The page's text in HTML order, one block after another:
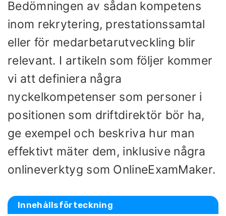
Bedömningen av sådan kompetens
inom rekrytering, prestationssamtal
eller för medarbetarutveckling blir
relevant. I artikeln som följer kommer
vi att definiera några
nyckelkompetenser som personer i
positionen som driftdirektör bör ha,
ge exempel och beskriva hur man
effektivt mäter dem, inklusive några
onlineverktyg som OnlineExamMaker.
Innehållsförteckning